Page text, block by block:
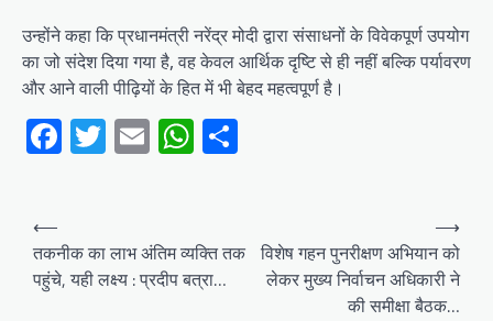
उन्होंने कहा कि प्रधानमंत्री नरेंद्र मोदी द्वारा संसाधनों के विवेकपूर्ण उपयोग
का जो संदेश दिया गया है, वह केवल आर्थिक दृष्टि से ही नहीं बल्कि पर्यावरण
और आने वाली पीढ़ियों के हित में भी बेहद महत्वपूर्ण है।
Facebook
Twitter
EmailWhatsApp
Post
navigation
⟵
तकनीक का लाभ अंतिम व्यक्ति तक
पहुंचे, यही लक्ष्य : प्रदीप बत्रा…
विशेष गहन पुनरीक्षण अभियान को
लेकर मुख्य निर्वाचन अधिकारी ने
की समीक्षा बैठक…
⟶